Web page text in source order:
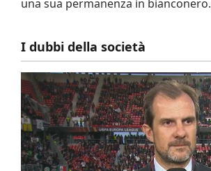
una sua permanenza in bianconero.
I dubbi della società